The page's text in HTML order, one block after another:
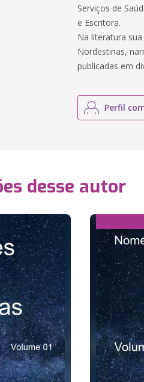
Serviços de
e Escritora.
Na literatura
Nordestinas,
publicadas em
Perfil
desse autor